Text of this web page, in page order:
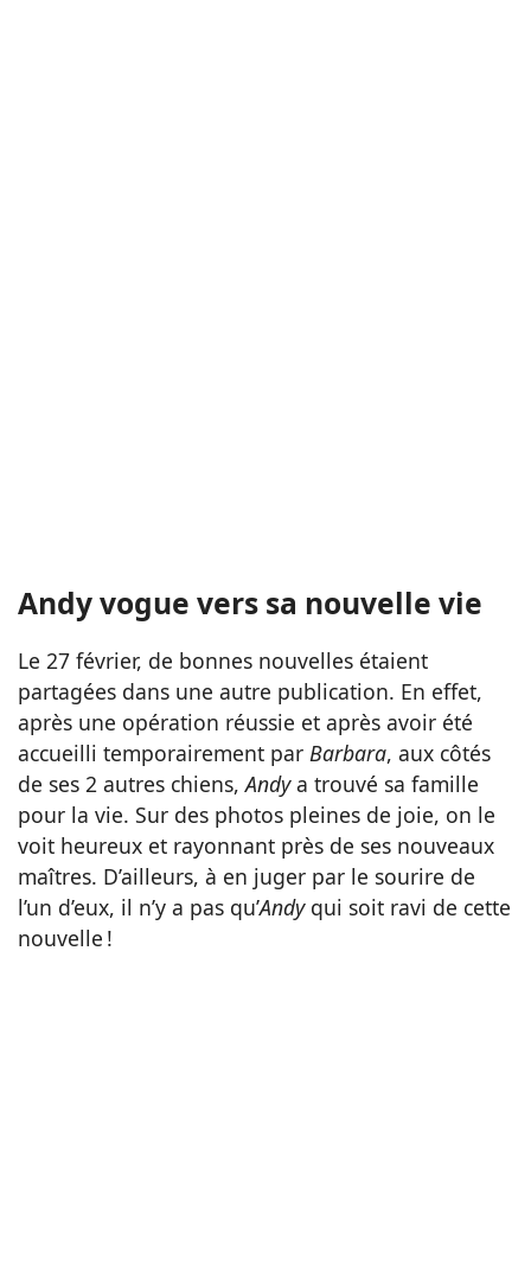
Andy vogue vers sa nouvelle vie
Le 27 février, de bonnes nouvelles étaient
partagées dans une autre publication. En effet,
après une opération réussie et après avoir été
accueilli temporairement par Barbara, aux côtés
de ses 2 autres chiens,Andya trouvé sa famille
pour la vie. Sur des photos pleines de joie, on le
voit heureux et rayonnant près de ses nouveaux
maîtres. D’ailleurs, à en juger par le sourire de
l’un d’eux, il n’y a pas qu’Andyqui soit ravi de cette
nouvelle !